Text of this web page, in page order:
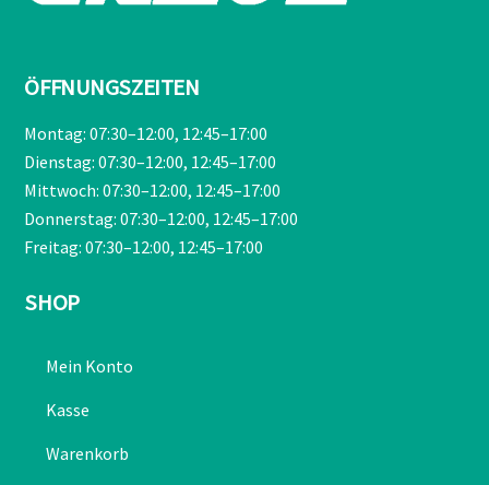
ÖFFNUNGSZEITEN
Montag: 07:30–12:00, 12:45–17:00
Dienstag: 07:30–12:00, 12:45–17:00
Mittwoch: 07:30–12:00, 12:45–17:00
Donnerstag: 07:30–12:00, 12:45–17:00
Freitag: 07:30–12:00, 12:45–17:00
SHOP
Mein Konto
Kasse
Warenkorb